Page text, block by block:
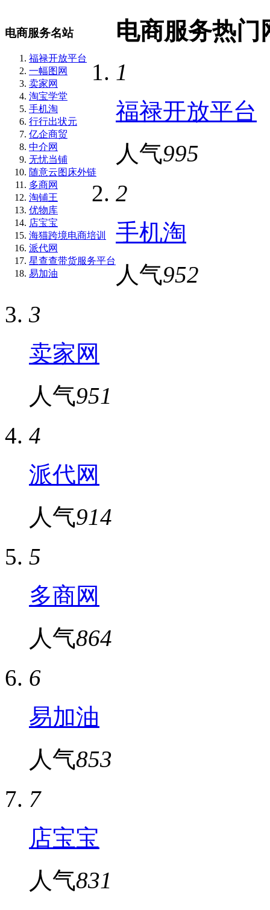
电商服务名站
福禄开放平台
一幅图网
卖家网
淘宝学堂
手机淘
行行出状元
亿企商贸
中介网
无忧当铺
随意云图床外链
多商网
淘铺王
优物库
店宝宝
海猫跨境电商培训
派代网
星查查带货服务平台
易加油
电商服务热门
1
福禄开放平台
人气995
2
手机淘
人气952
3
卖家网
人气951
4
派代网
人气914
5
多商网
人气864
6
易加油
人气853
7
店宝宝
人气831